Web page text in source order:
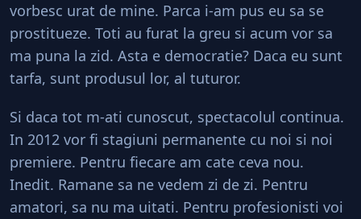
vorbesc urat de mine. Parca i-am pus eu sa se
prostitueze. Toti au furat la greu si acum vor sa
ma puna la zid. Asta e democratie? Daca eu sunt
tarfa, sunt produsul lor, al tuturor.
Si daca tot m-ati cunoscut, spectacolul continua.
In 2012 vor fi stagiuni permanente cu noi si noi
premiere. Pentru fiecare am cate ceva nou.
Inedit. Ramane sa ne vedem zi de zi. Pentru
amatori, sa nu ma uitati. Pentru profesionisti voi